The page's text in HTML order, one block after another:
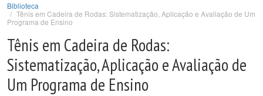
Biblioteca
Tênis em Cadeira de Rodas: Sistematização, Aplicação e Avaliação de Um
Programa de Ensino
Tênis em Cadeira de Rodas:
Sistematização, Aplicação e Avaliação de
Um Programa de Ensino